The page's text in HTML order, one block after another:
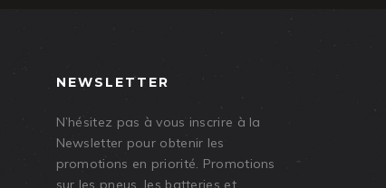
NEWSLETTER
N’hésitez pas à vous inscrire à la
Newsletter pour obtenir les
promotions en priorité. Promotions
sur les pneus, les batteries et